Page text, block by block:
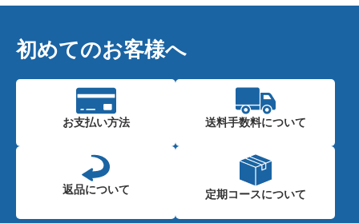
初めてのお客様へ
お支払い方法 送料手数料について
返品について 定期コースについて